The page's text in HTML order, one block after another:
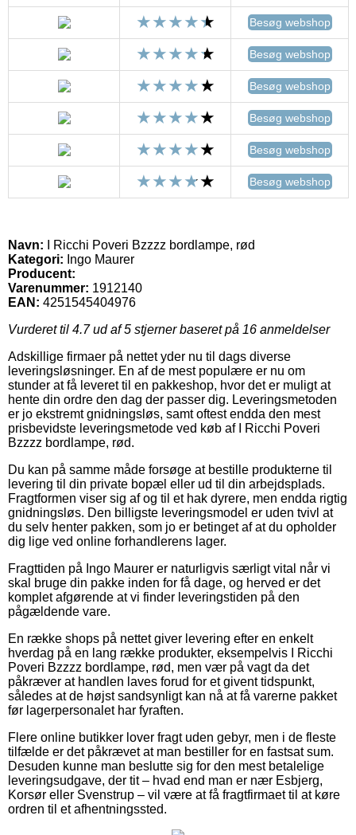
Besøg webshop
Besøg webshop
Besøg webshop
Besøg webshop
Besøg webshop
Besøg webshop
Navn: I Ricchi Poveri Bzzzz bordlampe, rød
Kategori: Ingo Maurer
Producent:
Varenummer: 1912140
EAN: 4251545404976
Vurderet til 4.7ud af 5 stjerner baseret på 16 anmeldelser
Adskillige firmaer på nettet yder nu til dags diverse
leveringsløsninger. En af de mest populære er nu om
stunder at få leveret til en pakkeshop, hvor det er muligt at
hente din ordre den dag der passer dig. Leveringsmetoden
er jo ekstremt gnidningsløs, samt oftest endda den mest
prisbevidste leveringsmetode ved køb af I Ricchi Poveri
Bzzzz bordlampe, rød.
Du kan på samme måde forsøge at bestille produkterne til
levering til din private bopæl eller ud til din arbejdsplads.
Fragtformen viser sig af og til et hak dyrere, men endda rigtig
gnidningsløs. Den billigste leveringsmodel er uden tvivl at
du selv henter pakken, som jo er betinget af at du opholder
dig lige ved online forhandlerens lager.
Fragttiden på Ingo Maurer er naturligvis særligt vital når vi
skal bruge din pakke inden for få dage, og herved er det
komplet afgørende at vi finder leveringstiden på den
pågældende vare.
En række shops på nettet giver levering efter en enkelt
hverdag på en lang række produkter, eksempelvis I Ricchi
Poveri Bzzzz bordlampe, rød, men vær på vagt da det
påkræver at handlen laves forud for et givent tidspunkt,
således at de højst sandsynligt kan nå at få varerne pakket
før lagerpersonalet har fyraften.
Flere online butikker lover fragt uden gebyr, men i de fleste
tilfælde er det påkrævet at man bestiller for en fastsat sum.
Desuden kunne man beslutte sig for den mest betalelige
leveringsudgave, der tit – hvad end man er nær Esbjerg,
Korsør eller Svenstrup – vil være at få fragtfirmaet til at køre
ordren til et afhentningssted.